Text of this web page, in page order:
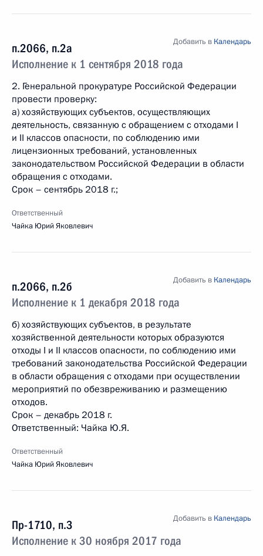
п.2066, п.2а
Исполнение к 1 сентября 2018 года
Добавить в Календарь
2. Генеральной прокуратуре Российской Федерации
провести проверку:
а) хозяйствующих субъектов, осуществляющих
деятельность, связанную с обращением с отходами I
и II классов опасности, по соблюдению ими
лицензионных требований, установленных
законодательством Российской Федерации в области
обращения с отходами.
Срок – сентябрь 2018 г.;
Ответственный
Чайка Юрий Яковлевич
п.2066, п.2б
Исполнение к 1 декабря 2018 года
Добавить в Календарь
б) хозяйствующих субъектов, в результате
хозяйственной деятельности которых образуются
отходы I и II классов опасности, по соблюдению ими
требований законодательства Российской Федерации
в области обращения с отходами при осуществлении
мероприятий по обезвреживанию и размещению
отходов.
Срок – декабрь 2018 г.
Ответственный: Чайка Ю.Я.
Ответственный
Чайка Юрий Яковлевич
Пр-1710, п.3
Исполнение к 30 ноября 2017 года
Добавить в Календарь